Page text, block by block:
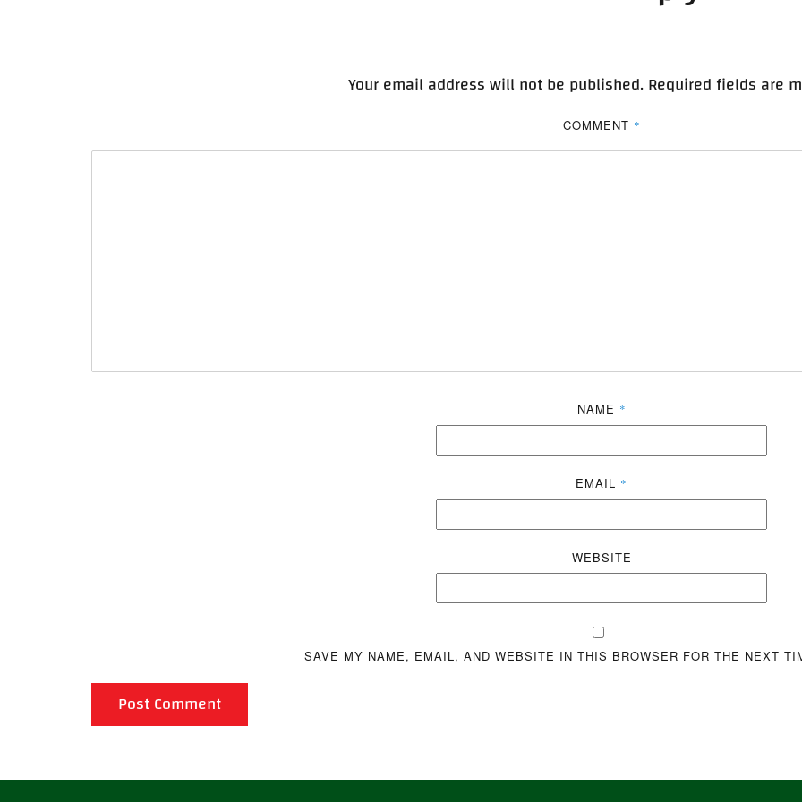
Your email address will not be published.Required fields are
COMMENT *
NAME *
EMAIL *
WEBSITE
SAVE MY NAME, EMAIL, AND WEBSITE IN THIS BROWSER FOR THE NEXT
Post Comment